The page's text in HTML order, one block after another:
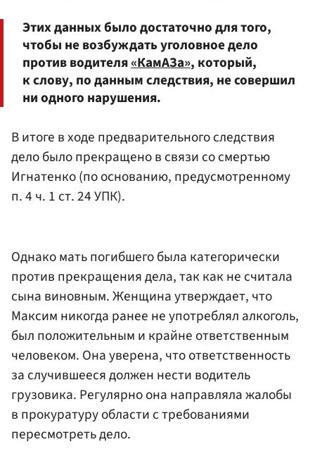
Этих данных было достаточно для того,
чтобы не возбуждать уголовное дело
против водителя«КамАЗа», который,
к слову, по данным следствия, не совершил
ни одного нарушения.
В итоге в ходе предварительного следствия
дело было прекращено в связи со смертью
Игнатенко (по основанию, предусмотренному
п. 4 ч. 1 ст. 24 УПК).
Однако мать погибшего была категорически
против прекращения дела, так как не считала
сына виновным. Женщина утверждает, что
Максим никогда ранее не употреблял алкоголь,
был положительным и крайне ответственным
человеком. Она уверена, что ответственность
за случившееся должен нести водитель
грузовика. Регулярно она направляла жалобы
в прокуратуру области с требованиями
пересмотреть дело.